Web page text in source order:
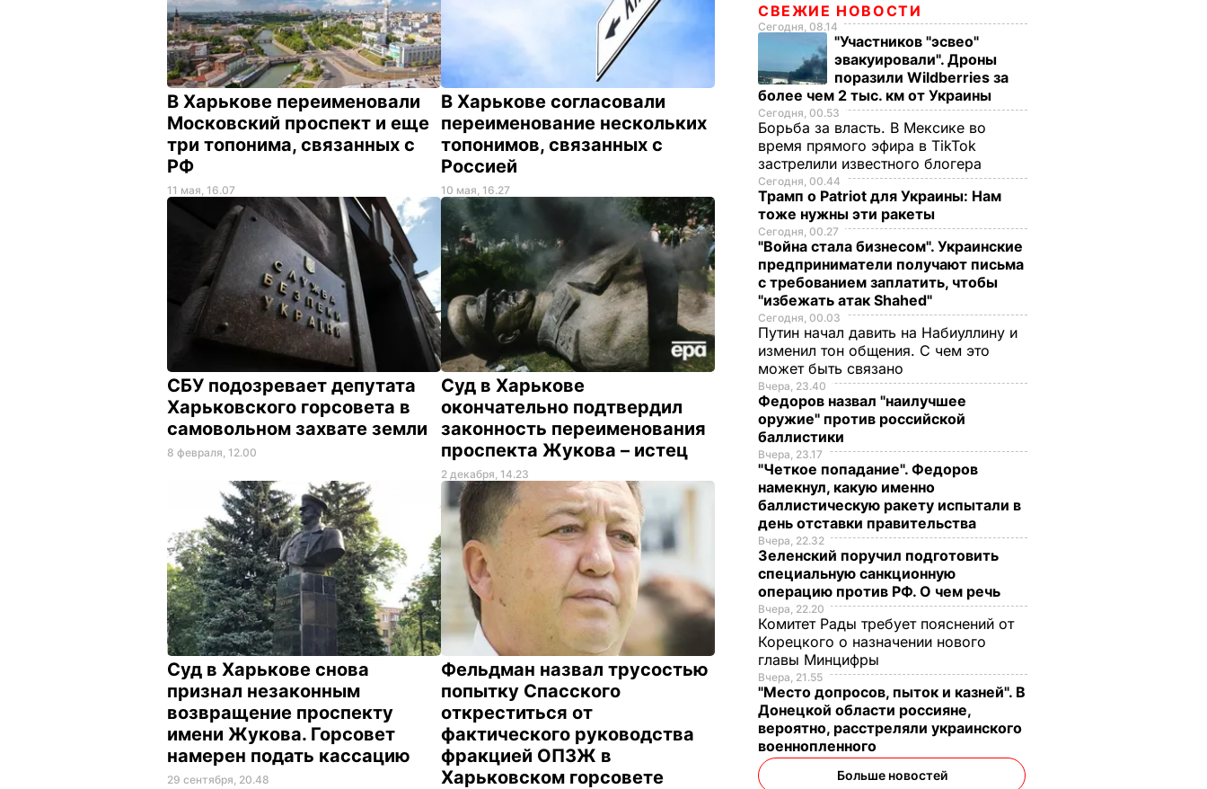
В Харькове переименовали
Московский проспект и еще
три топонима, связанных с
РФ
11 мая, 16.07
В Харькове согласовали
переименование нескольких
топонимов, связанных с
Россией
10 мая, 16.27
СБУ подозревает депутата
Харьковского горсовета в
самовольном захвате земли
8 февраля, 12.00
Суд в Харькове
окончательно подтвердил
законность переименования
проспекта Жукова – истец
2 декабря, 14.23
Суд в Харькове снова
признал незаконным
возвращение проспекту
имени Жукова. Горсовет
намерен подать кассацию
29 сентября, 20.48
Фельдман назвал трусостью
попытку Спасского
откреститься от
фактического руководства
фракцией ОПЗЖ в
Харьковском горсовете
СВЕЖИЕ НОВОСТИ
Сегодня, 08.14
"Участников "эсвео"
эвакуировали". Дроны
поразили Wildberries за
более чем 2 тыс. км от Украины
Сегодня, 00.53
Борьба за власть. В Мексике во
время прямого эфира в TikTok
застрелили известного блогера
Сегодня, 00.44
Трамп о Patriot для Украины: Нам
тоже нужны эти ракеты
Сегодня, 00.27
"Война стала бизнесом". Украинские
предприниматели получают письма
с требованием заплатить, чтобы
"избежать атак Shahed"
Сегодня, 00.03
Путин начал давить на Набиуллину и
изменил тон общения. С чем это
может быть связано
Вчера, 23.40
Федоров назвал "наилучшее
оружие" против российской
баллистики
Вчера, 23.17
"Четкое попадание". Федоров
намекнул, какую именно
баллистическую ракету испытали в
день отставки правительства
Вчера, 22.32
Зеленский поручил подготовить
специальную санкционную
операцию против РФ. О чем речь
Вчера, 22.20
Комитет Рады требует пояснений от
Корецкого о назначении нового
главы Минцифры
Вчера, 21.55
"Место допросов, пыток и казней". В
Донецкой области россияне,
вероятно, расстреляли украинского
военнопленного
Больше новостей